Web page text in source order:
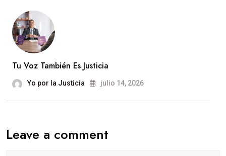
Tu Voz También Es Justicia
Yo por la Justicia julio 14, 2026
Leave a comment